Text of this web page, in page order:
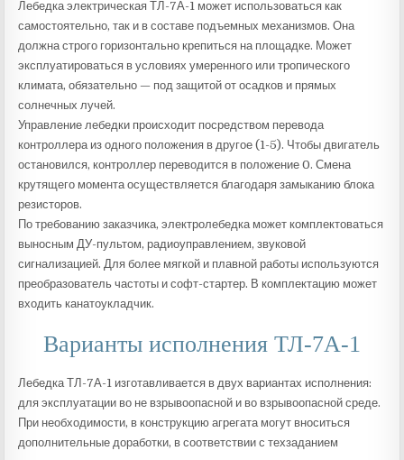
Лебедка электрическая ТЛ-7А-1 может использоваться как
самостоятельно, так и в составе подъемных механизмов. Она
должна строго горизонтально крепиться на площадке. Может
эксплуатироваться в условиях умеренного или тропического
климата, обязательно — под защитой от осадков и прямых
солнечных лучей.
Управление лебедки происходит посредством перевода
контроллера из одного положения в другое (1-5). Чтобы двигатель
остановился, контроллер переводится в положение 0. Смена
крутящего момента осуществляется благодаря замыканию блока
резисторов.
По требованию заказчика, электролебедка может комплектоваться
выносным ДУ-пультом, радиоуправлением, звуковой
сигнализацией. Для более мягкой и плавной работы используются
преобразователь частоты и софт-стартер. В комплектацию может
входить канатоукладчик.
Варианты исполнения ТЛ-7А-1
Лебедка ТЛ-7А-1 изготавливается в двух вариантах исполнения:
для эксплуатации во не взрывоопасной и во взрывоопасной среде.
При необходимости, в конструкцию агрегата могут вноситься
дополнительные доработки, в соответствии с техзаданием